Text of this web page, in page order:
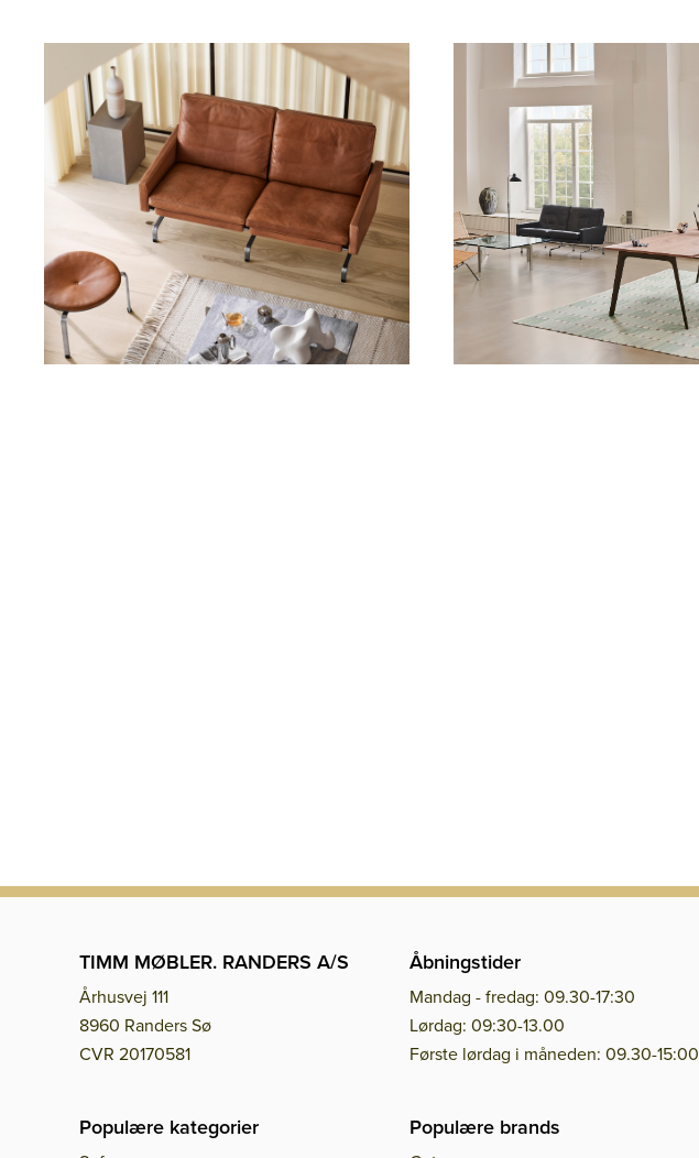
TIMM MØBLER. RANDERS A/S
Århusvej 111
8960 Randers Sø
CVR 20170581
Populære kategorier
Åbningstider
Mandag - fredag: 09.30-17:30
Lørdag: 09:30-13.00
Første lørdag i måneden: 09.30-15:00
Populære brands